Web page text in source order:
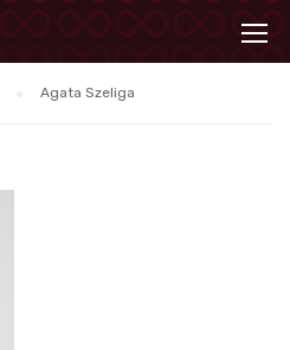
Agata Szeliga